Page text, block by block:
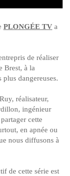
PLONGÉE TV a
de réaliser
Brest, à la
plus dangereuses.
réalisateur,
ingénieur
cette
en apnée ou
nous diffusons à
de cette série est